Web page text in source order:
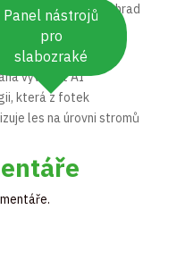
Panel nástrojů
pro
slabozraké
Opylovači našich zahrad
praktická opatření na
vyvinout AI
která z fotek
les na úrovni stromů